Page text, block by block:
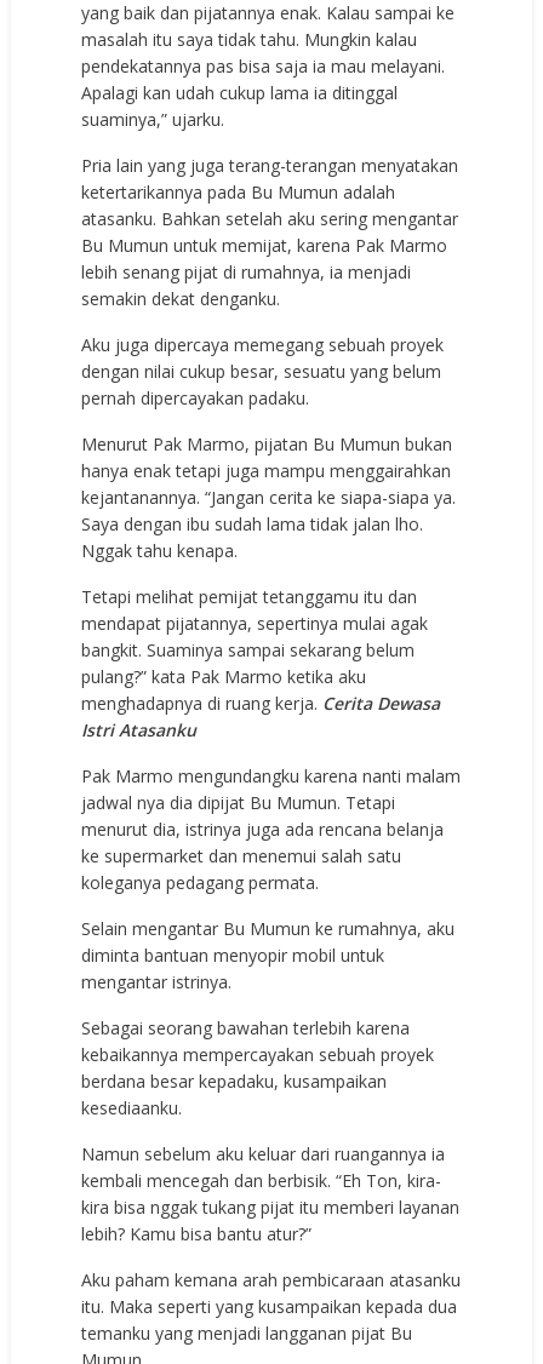
yang baik dan pijatannya enak. Kalau sampai ke
masalah itu saya tidak tahu. Mungkin kalau
pendekatannya pas bisa saja ia mau melayani.
Apalagi kan udah cukup lama ia ditinggal
suaminya,” ujarku.
Pria lain yang juga terang-terangan menyatakan
ketertarikannya pada Bu Mumun adalah
atasanku. Bahkan setelah aku sering mengantar
Bu Mumun untuk memijat, karena Pak Marmo
lebih senang pijat di rumahnya, ia menjadi
semakin dekat denganku.
Aku juga dipercaya memegang sebuah proyek
dengan nilai cukup besar, sesuatu yang belum
pernah dipercayakan padaku.
Menurut Pak Marmo, pijatan Bu Mumun bukan
hanya enak tetapi juga mampu menggairahkan
kejantanannya. “Jangan cerita ke siapa-siapa ya.
Saya dengan ibu sudah lama tidak jalan lho.
Nggak tahu kenapa.
Tetapi melihat pemijat tetanggamu itu dan
mendapat pijatannya, sepertinya mulai agak
bangkit. Suaminya sampai sekarang belum
pulang?” kata Pak Marmo ketika aku
menghadapnya di ruang kerja. Cerita Dewasa
Istri Atasanku
Pak Marmo mengundangku karena nanti malam
jadwal nya dia dipijat Bu Mumun. Tetapi
menurut dia, istrinya juga ada rencana belanja
ke supermarket dan menemui salah satu
koleganya pedagang permata.
Selain mengantar Bu Mumun ke rumahnya, aku
diminta bantuan menyopir mobil untuk
mengantar istrinya.
Sebagai seorang bawahan terlebih karena
kebaikannya mempercayakan sebuah proyek
berdana besar kepadaku, kusampaikan
kesediaanku.
Namun sebelum aku keluar dari ruangannya ia
kembali mencegah dan berbisik. “Eh Ton, kira-
kira bisa nggak tukang pijat itu memberi layanan
lebih? Kamu bisa bantu atur?”
Aku paham kemana arah pembicaraan atasanku
itu. Maka seperti yang kusampaikan kepada dua
temanku yang menjadi langganan pijat Bu